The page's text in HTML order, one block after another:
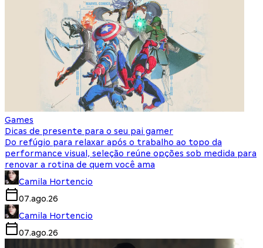
Games
Dicas de presente para o seu pai gamer
Do refúgio para relaxar após o trabalho ao topo da
performance visual, seleção reúne opções sob medida para
renovar a rotina de quem você ama
Camila Hortencio
07.ago.26
Camila Hortencio
07.ago.26